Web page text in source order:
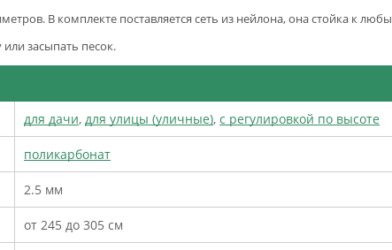
В комплекте поставляется сеть из нейлона, она стойка к
засыпать песок.
для дачи, для улицы (уличные), с регулировкой по высоте
поликарбонат
2.5 мм
от 245 до 305 см